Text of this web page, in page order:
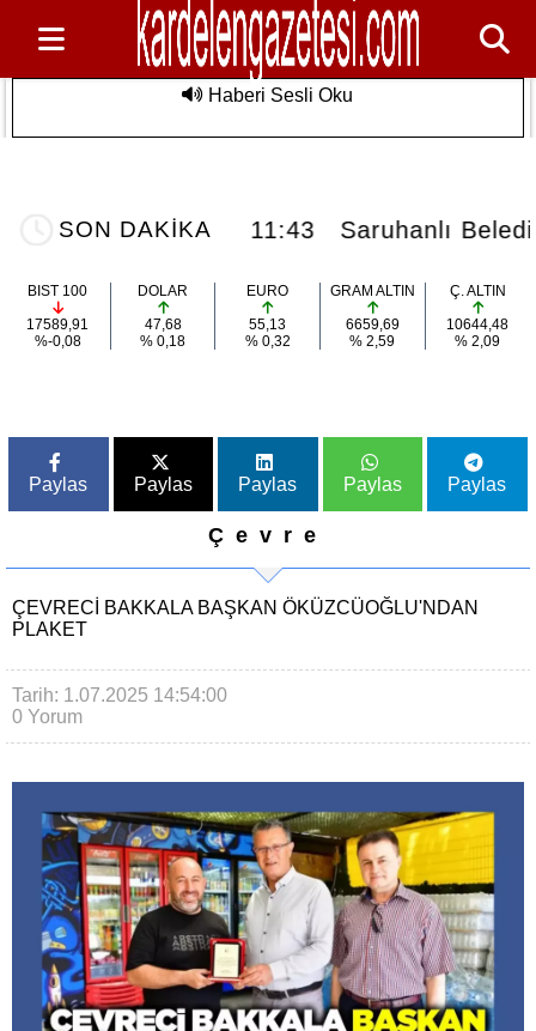
Haberi Sesli Oku
SON DAKİKA
vefat... 11:43 Saruhanlı
BIST 100
17589,91
%-0,08
DOLAR
47,68
% 0,18
EURO
55,13
% 0,32
GRAM ALTIN
6659,69
% 2,59
Ç. ALTIN
10644,48
% 2,09
Paylas Paylas Paylas Paylas Paylas
Çevre
ÇEVRECI BAKKALA BAŞKAN ÖKÜZCÜOĞLU'NDAN
PLAKET
Tarih: 1.07.2025 14:54:00
0 Yorum